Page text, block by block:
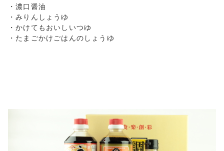
・濃口醤油
・みりんしょうゆ
・かけてもおいしいつゆ
・たまごかけごはんのしょうゆ